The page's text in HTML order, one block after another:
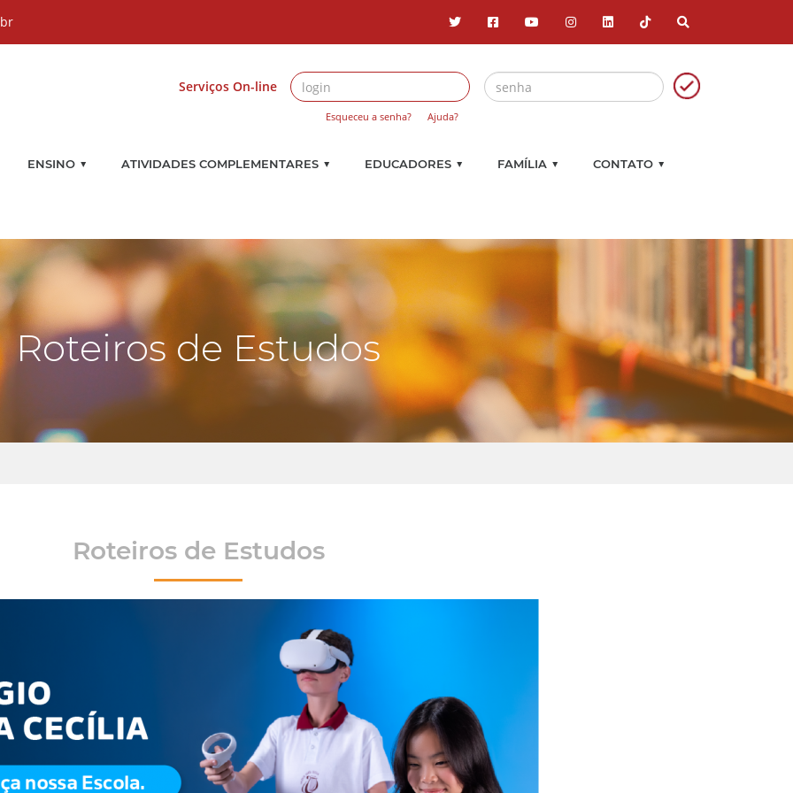
Serviços On-line
Esqueceu a senha? Ajuda?
ENSINO ▼ ATIVIDADES COMPLEMENTARES ▼ EDUCADORES ▼ FAMÍLIA ▼ CONTATO ▼
Roteiros de Estudos
Roteiros de Estudos